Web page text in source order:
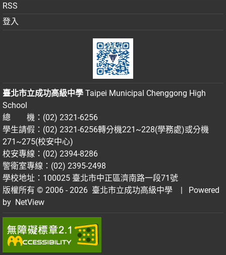
RSS
登入
臺北市立成功高級中學 Taipei Municipal Chenggong High
School
總 機：(02) 2321-6256
學生請假：(02) 2321-6256轉分機221~228(學務處)或分機
271~275(校安中心)
校安專線：(02) 2394-8286
警衛室專線：(02) 2395-2498
學校地址：100025 臺北市中正區濟南路一段71號
版權所有 © 2006 - 2026 臺北市立成功高級中學
| Powered
by NetView